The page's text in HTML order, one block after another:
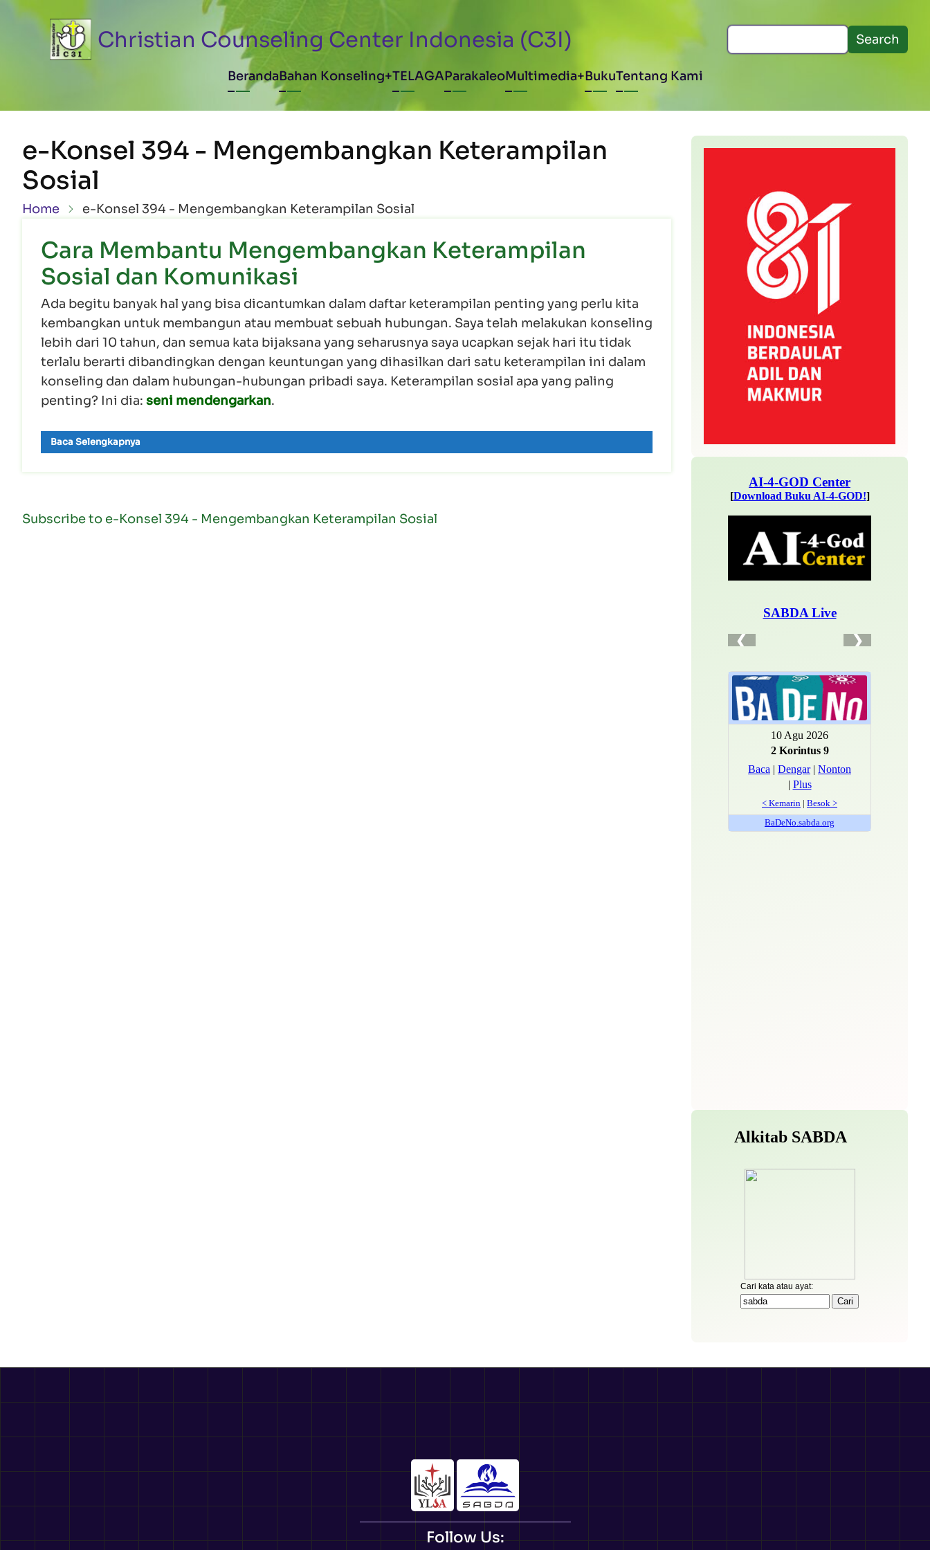
Skip to main content
Christian Counseling Center Indonesia (C3I) Search
Main navigation
BerandaBahan Konseling TELAGAParakaleoMultimedia BukuTentang Kami
e-Konsel 394 - Mengembangkan Keterampilan
Sosial
Breadcrumb
Home e-Konsel 394 - Mengembangkan Keterampilan Sosial
Cara Membantu Mengembangkan Keterampilan
Sosial dan Komunikasi
Ada begitu banyak hal yang bisa dicantumkan dalam daftar keterampilan penting yang perlu kita
kembangkan untuk membangun atau membuat sebuah hubungan. Saya telah melakukan konseling
lebih dari 10 tahun, dan semua kata bijaksana yang seharusnya saya ucapkan sejak hari itu tidak
terlalu berarti dibandingkan dengan keuntungan yang dihasilkan dari satu keterampilan ini dalam
konseling dan dalam hubungan-hubungan pribadi saya. Keterampilan sosial apa yang paling
penting? Ini dia: seni mendengarkan.
Baca Selengkapnya
Subscribe to e-Konsel 394 - Mengembangkan Keterampilan Sosial
Follow Us: